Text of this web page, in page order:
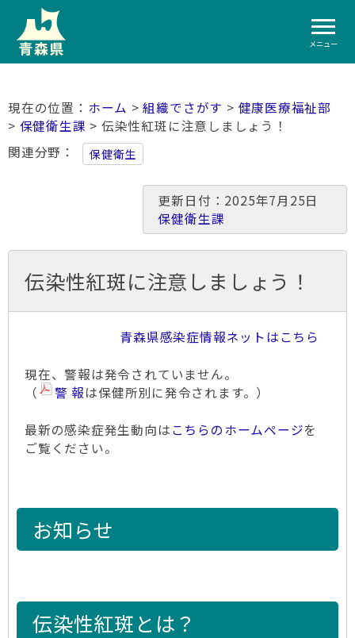
メニュー
ホーム >組織でさがす > 健康医療福祉部
> 保健衛生課 > 伝染性紅斑に注意しましょう！
関連分野
保健衛生
更新日付：2025年7月25日
保健衛生課
伝染性紅斑に注意しましょう！
青森県感染症情報ネットはこちら
現在、警報は発令されていません。
（
警 報は保健所別に発令されます。）
最新の感染症発生動向はこちらのホームページを
ご覧ください。
お知らせ
伝染性紅斑とは？